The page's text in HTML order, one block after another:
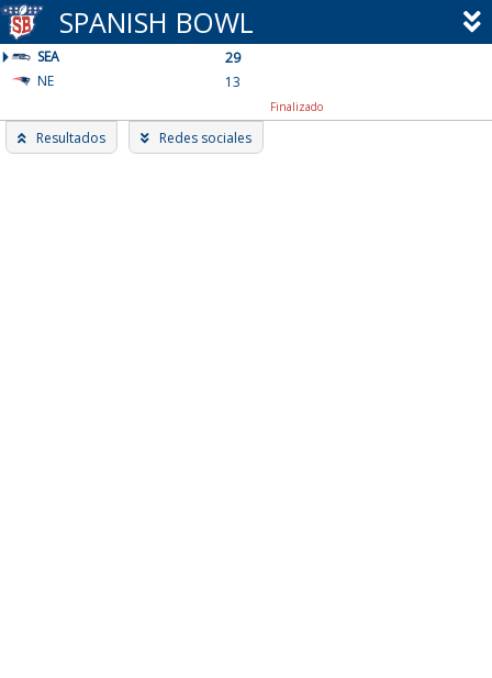
Skip
to
content
SPANISH BOWL
SEA
29
NE
13
Finalizado
Resultados Redes sociales